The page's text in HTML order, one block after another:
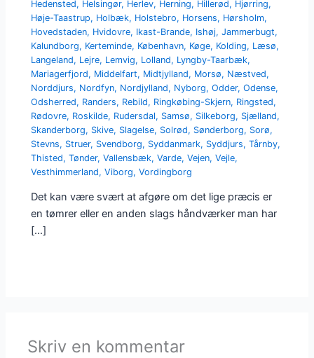
Hedensted, Helsingør, Herlev, Herning, Hillerød, Hjørring,
Høje-Taastrup, Holbæk, Holstebro, Horsens, Hørsholm,
Hovedstaden, Hvidovre, Ikast-Brande, Ishøj,Jammerbugt,
Kalundborg, Kerteminde, København, Køge, Kolding, Læsø,
Langeland, Lejre, Lemvig, Lolland, Lyngby-Taarbæk,
Mariagerfjord, Middelfart, Midtjylland, Morsø, Næstved,
Norddjurs, Nordfyn, Nordjylland, Nyborg,Odder,Odense,
Odsherred, Randers, Rebild, Ringkøbing-Skjern, Ringsted,
Rødovre, Roskilde, Rudersdal, Samsø, Silkeborg, Sjælland,
Skanderborg, Skive, Slagelse, Solrød, Sønderborg, Sorø,
Stevns, Struer, Svendborg, Syddanmark, Syddjurs,Tårnby,
Thisted,Tønder,Vallensbæk,Varde,Vejen,Vejle,
Vesthimmerland,Viborg,Vordingborg
Det kan være svært at afgøre om det lige præcis er
en tømrer eller en anden slags håndværker man har
[…]
Skriv en kommentar